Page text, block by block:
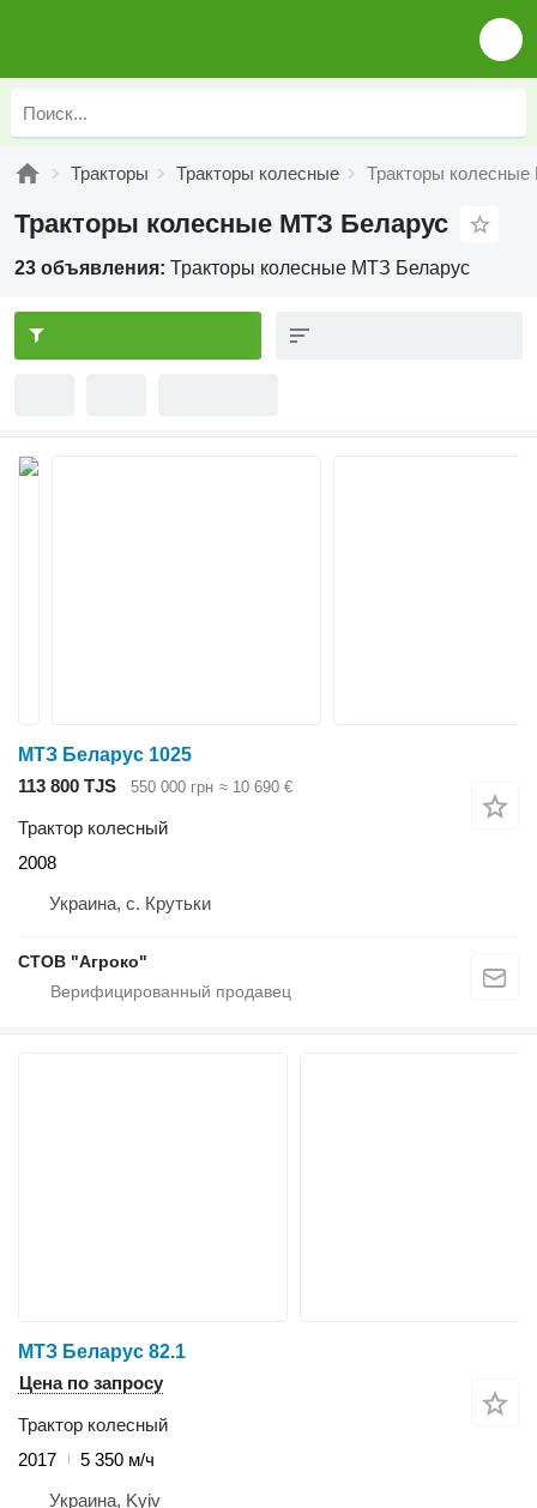
Тракторы Тракторы колесные Тракторы
Тракторы колесные МТЗ Беларус
23 объявления: Тракторы колесные МТЗ Беларус
МТЗ Беларус 1025
113 800 TJS
550 000 грн ≈ 10 690 €
Трактор колесный
2008
Украина, с. Крутьки
СТОВ "Агроко"
МТЗ Беларус 82.1
Цена по запросу
Трактор колесный
2017
5 350 м/ч
Украина, Kyiv